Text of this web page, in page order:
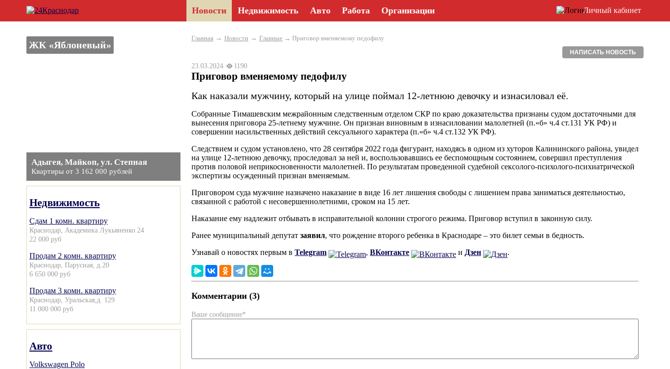
Новости Недвижимость Авто Работа Организации Личный кабинет
ЖК «Яблоневый»
Адыгея, Майкоп, ул. Степная
Квартиры от 3 162 000 рублей
Недвижимость
Сдам 1 комн. квартиру
Краснодар, Академика Лукьяненко 24
22 000 руб
Продам 2 комн. квартиру
Краснодар, Парусная, д.20
6 650 000 руб
Продам 3 комн. квартиру
Краснодар, Уральская,д. 129
11 000 000 руб
Авто
Volkswagen Polo
Главная → Новости → Главные → Приговор вменяемому педофилу
НАПИСАТЬ НОВОСТЬ
23.03.2024 1190
Приговор вменяемому педофилу
Как наказали мужчину, который на улице поймал 12-летнюю девочку и изнасиловал её.
Собранные Тимашевским межрайонным следственным отделом СКР по краю доказательства признаны судом достаточными для
вынесения приговора 25-летнему мужчине. Он признан виновным в изнасиловании малолетней (п.«б» ч.4 ст.131 УК РФ) и
совершении насильственных действий сексуального характера (п.«б» ч.4 ст.132 УК РФ).
Следствием и судом установлено, что 28 сентября 2022 года фигурант, находясь в одном из хуторов Калининского района, увидел
на улице 12-летнюю девочку, проследовал за ней и, воспользовавшись ее беспомощным состоянием, совершил преступления
против половой неприкосновенности малолетней. По результатам проведенной судебной сексолого-психолого-психиатрической
экспертизы осужденный признан вменяемым.
Приговором суда мужчине назначено наказание в виде 16 лет лишения свободы с лишением права заниматься деятельностью,
связанной с работой с несовершеннолетними, сроком на 15 лет.
Наказание ему надлежит отбывать в исправительной колонии строгого режима. Приговор вступил в законную силу.
Ранее муниципальный депутат заявил, что рождение второго ребенка в Краснодаре – это билет семьи в бедность.
Узнавай о новостях первым в Telegram , ВКонтакте и Дзен .
Комментарии (3)
Ваше сообщение*